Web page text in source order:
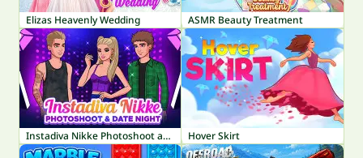
Elizas Heavenly Wedding ASMR Beauty Treatment
Instadiva Nikke Photoshoot and Date Night Hover Skirt